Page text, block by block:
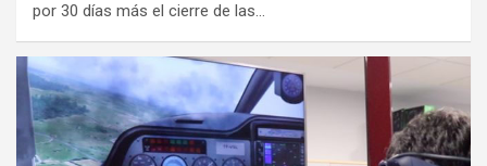
por 30 días más el cierre de las…